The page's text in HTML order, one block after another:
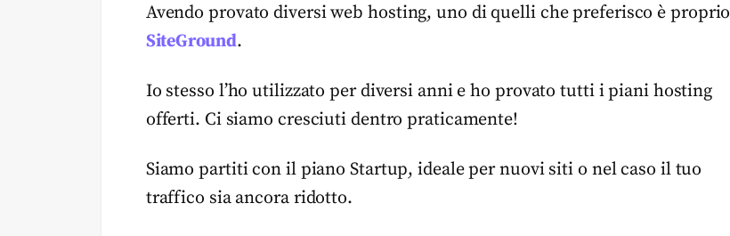
Avendo provato diversi web hosting, uno di quelli che preferisco è proprio
SiteGround.
Io stesso l’ho utilizzato per diversi anni e ho provato tutti i piani hosting
offerti. Ci siamo cresciuti dentro praticamente!
Siamo partiti con il piano Startup, ideale per nuovi siti o nel caso il tuo
traffico sia ancora ridotto.